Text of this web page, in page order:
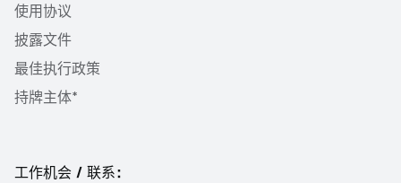
使用协议
披露文件
最佳执行政策
持牌主体*
工作机会 / 联系：